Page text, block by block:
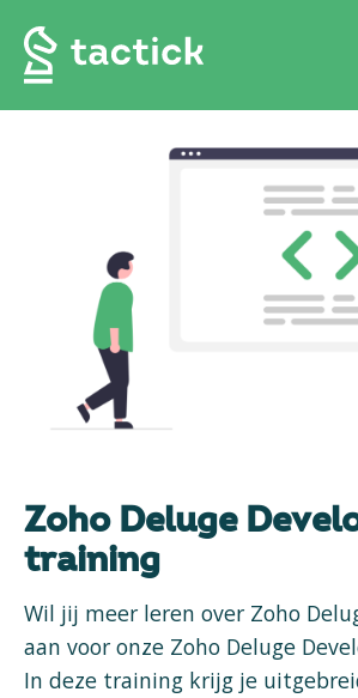
Zoho Deluge
training
Wil jij meer leren over Zoho
aan voor onze Zoho Deluge
In deze training krijg je